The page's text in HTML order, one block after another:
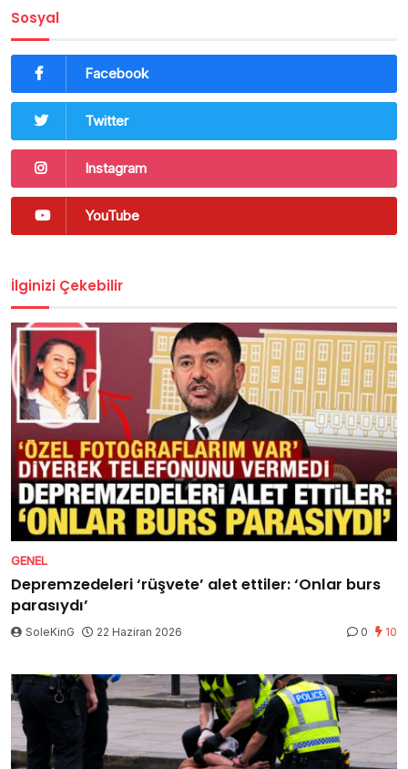
Sosyal
Facebook
Twitter
Instagram
YouTube
İlginizi Çekebilir
GENEL
Depremzedeleri ‘rüşvete’ alet ettiler: ‘Onlar burs
parasıydı’
SoleKinG 22 Haziran 2026 0 10